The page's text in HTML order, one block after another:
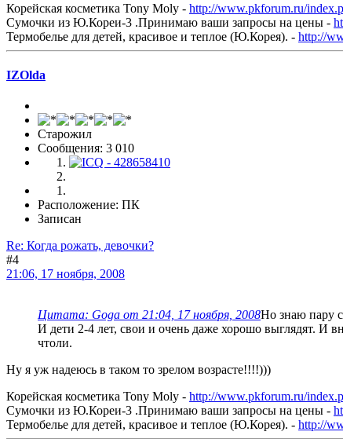
Корейская косметика Tony Moly - http://www.pkforum.ru/
Сумочки из Ю.Кореи-3 .Принимаю ваши запросы на цены -
Термобелье для детей, красивое и теплое (Ю.Корея). - http://
IZOlda
Старожил
Сообщения: 3 010
Расположение: ПК
Записан
Re: Когда рожать, девочки?
#4
21:06, 17 ноября, 2008
Цитата: Goga от 21:04, 17 ноября, 2008Но знаю пару
И дети 2-4 лет, свои и очень даже хорошо выглядят. И
чтоли.
Ну я уж надеюсь в таком то зрелом возрасте!!!!)))
Корейская косметика Tony Moly - http://www.pkforum.ru/
Сумочки из Ю.Кореи-3 .Принимаю ваши запросы на цены -
Термобелье для детей, красивое и теплое (Ю.Корея). - http://